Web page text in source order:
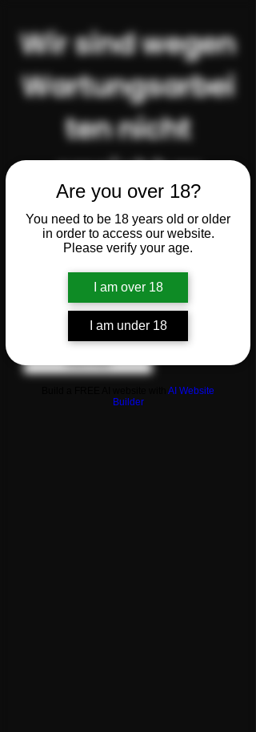
Are you over 18?
You need to be 18 years old or older
in order to access our website.
Please verify your age.
I am over 18
I am under 18
AI Website
Builder
Wir sind wegen
Wartungsarbei
ten nicht
erreichbar
Abonnieren Sie jetzt
unseren
Newsletter!
Subscribe